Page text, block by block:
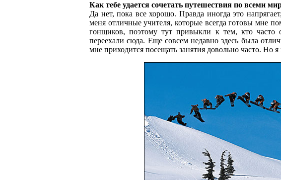
Как тебе удается сочетать путешествия по всеми
Да нет, пока все хорошо. Правда иногда это
меня отличные учителя, которые всегда готовы мне
гонщиков, поэтому тут привыкли к тем, кто часто
переехали сюда. Еще совсем недавно здесь была
мне приходится посещать занятия довольно часто. Но